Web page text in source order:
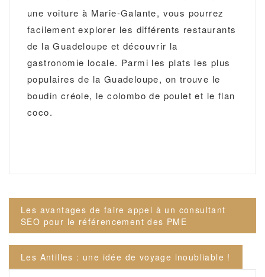
une voiture à Marie-Galante, vous pourrez
facilement explorer les différents restaurants
de la Guadeloupe et découvrir la
gastronomie locale. Parmi les plats les plus
populaires de la Guadeloupe, on trouve le
boudin créole, le colombo de poulet et le flan
coco.
Navigation
de
l’article
Les avantages de faire appel à un consultant
SEO pour le référencement des PME
Les Antilles : une idée de voyage inoubliable !